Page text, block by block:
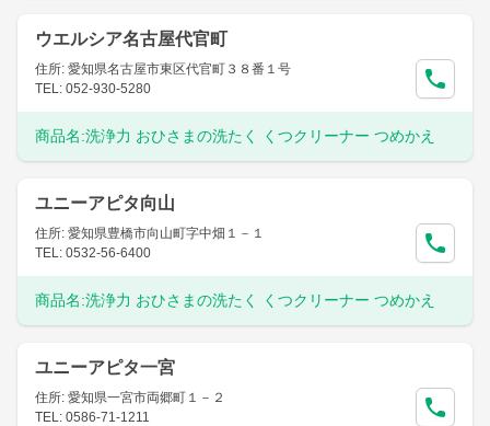
ウエルシア名古屋代官町
住所: 愛知県名古屋市東区代官町３８番１号
TEL: 052-930-5280
商品名:洗浄力 おひさまの洗たく くつクリーナー つめかえ
ユニーアピタ向山
住所: 愛知県豊橋市向山町字中畑１－１
TEL: 0532-56-6400
商品名:洗浄力 おひさまの洗たく くつクリーナー つめかえ
ユニーアピタ一宮
住所: 愛知県一宮市両郷町１－２
TEL: 0586-71-1211